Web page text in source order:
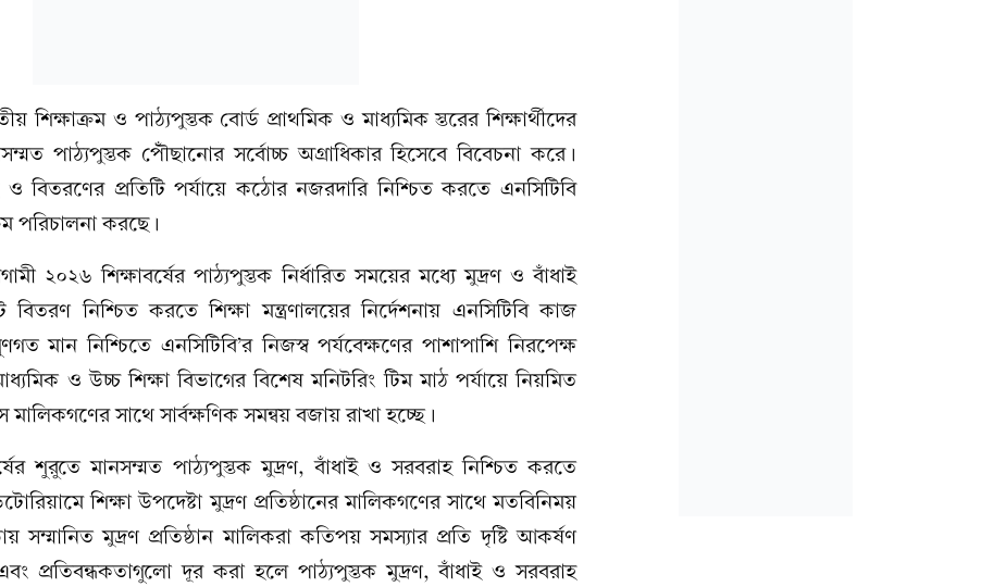
শিক্ষাক্রম ও পাঠ্যপুস্তক বোর্ড প্রাথমিক ও মাধ্যমিক স্তরের শিক্ষার্থীদের
পাঠ্যপুস্তক পৌঁছানোর সর্বোচ্চ অগ্রাধিকার হিসেবে বিবেচনা করে।
ও বিতরণের প্রতিটি পর্যায়ে কঠোর নজরদারি নিশ্চিত করতে এনসিটিবি
পরিচালনা করছে।
২০২৬ শিক্ষাবর্ষের পাঠ্যপুস্তক নির্ধারিত সময়ের মধ্যে মুদ্রণ ও বাঁধাই
বিতরণ নিশ্চিত করতে শিক্ষা মন্ত্রণালয়ের নির্দেশনায় এনসিটিবি কাজ
মান নিশ্চিতে এনসিটিবি’র নিজস্ব পর্যবেক্ষণের পাশাপাশি নিরপেক্ষ
ও উচ্চ শিক্ষা বিভাগের বিশেষ মনিটরিং টিম মাঠ পর্যায়ে নিয়মিত
সাথে সার্বক্ষণিক সমন্বয় বজায় রাখা হচ্ছে।
শুরুতে মানসম্মত পাঠ্যপুস্তক মুদ্রণ, বাঁধাই ও সরবরাহ নিশ্চিত করতে
শিক্ষা উপদেষ্টা মুদ্রণ প্রতিষ্ঠানের মালিকগণের সাথে মতবিনিময়
সম্মানিত মুদ্রণ প্রতিষ্ঠান মালিকরা কতিপয় সমস্যার প্রতি দৃষ্টি আকর্ষণ
প্রতিবন্ধকতাগুলো দূর করা হলে পাঠ্যপুস্তক মুদ্রণ, বাঁধাই ও সরবরাহ